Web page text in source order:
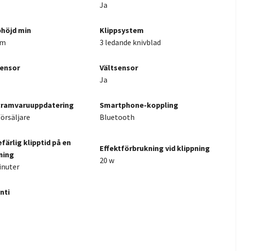
Ja
min
Klippsystem
3 ledande knivblad
Vältsensor
Ja
Smartphone-koppling
Bluetooth
klipptid på en
Effektförbrukning vid klippning
20 w